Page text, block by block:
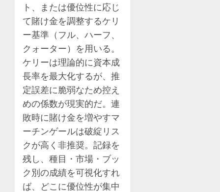
ト、または優位性に応じ
て賭け金を調整するケリ
ー基準（フル、ハーフ、
クォーター）を用いる。
ケリーは理論的に資本成
長率を最大化するが、推
定誤差に脆弱なため控え
めの係数が現実的だ。連
敗時に賭け金を増やすマ
ーチンゲールは破綻リス
クが高く非推奨。記録を
残し、種目・市場・ブッ
ク別の成績を可視化すれ
ば、どこに優位性が集中